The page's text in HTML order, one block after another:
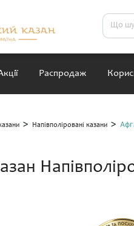
Распродаж
> Напівполіровані казани >